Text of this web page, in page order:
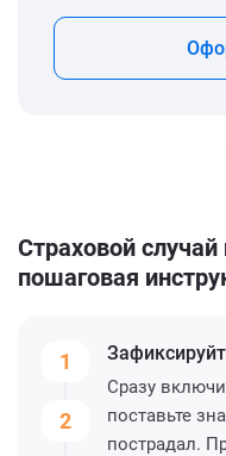
Страховой
пошаговая
1
2
Сразу
поставьте
пострадал.